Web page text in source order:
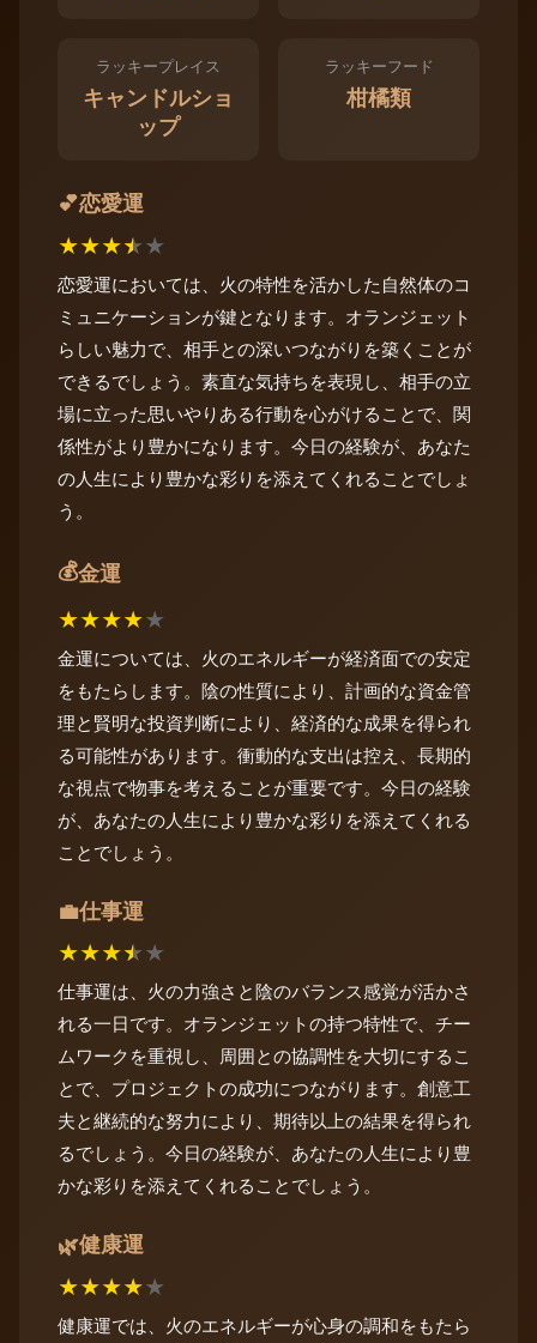
ラッキープレイス
キャンドルショ
ップ
ラッキーフード
柑橘類
💕恋愛運
★★★★★
恋愛運においては、火の特性を活かした自然体のコ
ミュニケーションが鍵となります。オランジェット
らしい魅力で、相手との深いつながりを築くことが
できるでしょう。素直な気持ちを表現し、相手の立
場に立った思いやりある行動を心がけることで、関
係性がより豊かになります。今日の経験が、あなた
の人生により豊かな彩りを添えてくれることでしょ
う。
💰金運
★★★★★
金運については、火のエネルギーが経済面での安定
をもたらします。陰の性質により、計画的な資金管
理と賢明な投資判断により、経済的な成果を得られ
る可能性があります。衝動的な支出は控え、長期的
な視点で物事を考えることが重要です。今日の経験
が、あなたの人生により豊かな彩りを添えてくれる
ことでしょう。
💼仕事運
★★★★★
仕事運は、火の力強さと陰のバランス感覚が活かさ
れる一日です。オランジェットの持つ特性で、チー
ムワークを重視し、周囲との協調性を大切にするこ
とで、プロジェクトの成功につながります。創意工
夫と継続的な努力により、期待以上の結果を得られ
るでしょう。今日の経験が、あなたの人生により豊
かな彩りを添えてくれることでしょう。
🌿健康運
★★★★★
健康運では、火のエネルギーが心身の調和をもたら